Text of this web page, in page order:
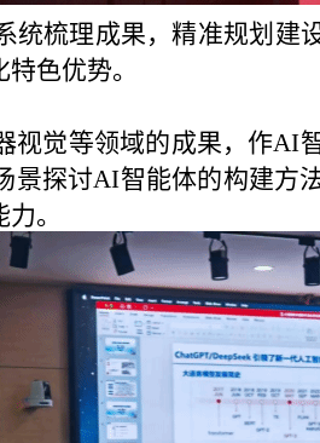
统梳理成果，精准规划 建
特色优势。
觉等领域的成果， 作AI
景探讨AI智能体的构建
。